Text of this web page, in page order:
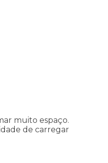
muito espaço.
de carregar